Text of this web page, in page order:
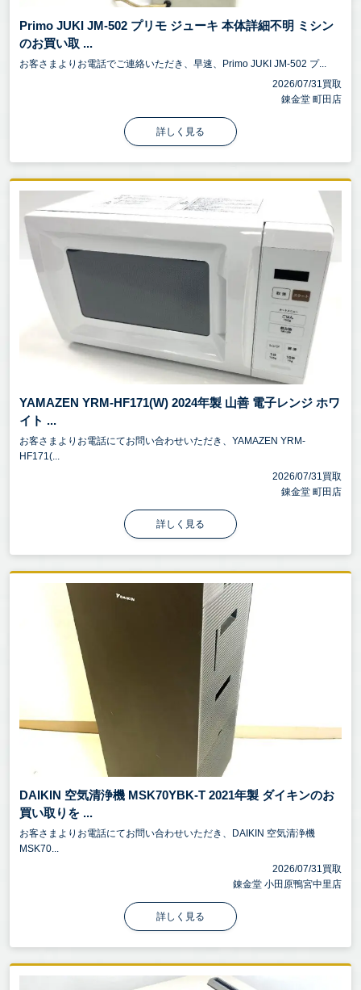
Primo JUKI JM-502 プリモ ジューキ 本体詳細不明 ミシン
のお買い取 ...
お客さまよりお電話でご連絡いただき、早速、Primo JUKI JM-502 プ...
2026/07/31買取
錬金堂 町田店
詳しく見る
YAMAZEN YRM-HF171(W) 2024年製 山善 電子レンジ ホワ
イト ...
お客さまよりお電話にてお問い合わせいただき、YAMAZEN YRM-
HF171(...
2026/07/31買取
錬金堂 町田店
詳しく見る
DAIKIN 空気清浄機 MSK70YBK-T 2021年製 ダイキンのお
買い取りを ...
お客さまよりお電話にてお問い合わせいただき、DAIKIN 空気清浄機
MSK70...
2026/07/31買取
錬金堂 小田原鴨宮中里店
詳しく見る